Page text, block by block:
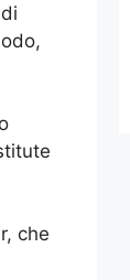
che